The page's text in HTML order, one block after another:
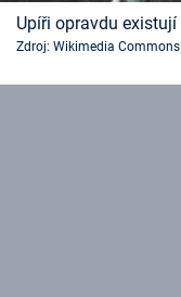
Upíři opravdu existují
Zdroj: Wikimedia Commons